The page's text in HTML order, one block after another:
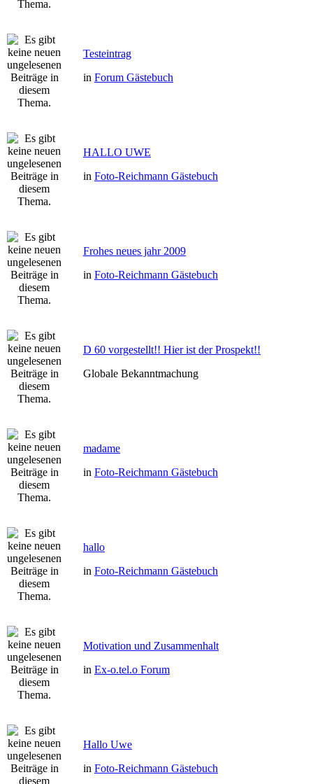
Testeintrag
in Forum Gästebuch
HALLO UWE
in Foto-Reichmann Gästebuch
Frohes neues jahr 2009
in Foto-Reichmann Gästebuch
D 60 vorgestellt!! Hier ist der Prospekt!!
Globale Bekanntmachung
madame
in Foto-Reichmann Gästebuch
hallo
in Foto-Reichmann Gästebuch
Motivation und Zusammenhalt
in Ex-o.tel.o Forum
Hallo Uwe
in Foto-Reichmann Gästebuch